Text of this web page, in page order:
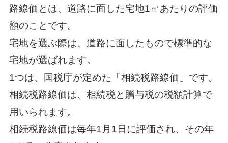
路線価とは、道路に面した宅地1㎡あたりの評価
額のことです。
宅地を選ぶ際は、道路に面したもので標準的な
宅地が選ばれます。
1つは、国税庁が定めた「相続税路線価」です。
相続税路線価は、相続税と贈与税の税額計算で
用いられます。
相続税路線価は毎年1月1日に評価され、その年